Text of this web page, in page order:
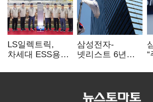
LS일렉트릭,
차세대 ESS용
출하
삼성전자-
넷리스트 6년
기술 협력 확대
“